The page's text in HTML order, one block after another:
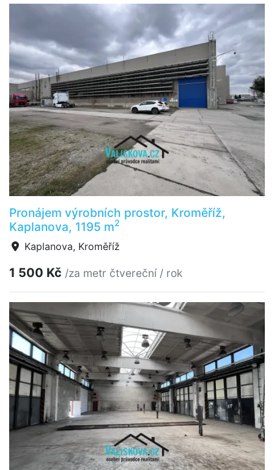
Pronájem výrobních prostor, Kroměříž,
Kaplanova, 1195 m2
Kaplanova, Kroměříž
1 500 Kč /za metr čtvereční / rok